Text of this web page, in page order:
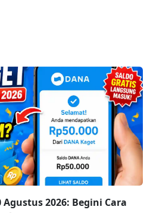
2026: Begini Cara